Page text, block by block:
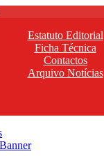
Estatuto Editorial
Ficha Técnica
Contactos
Arquivo Notícias